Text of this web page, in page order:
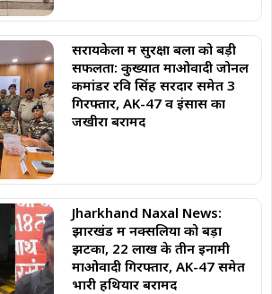
सरायकेला में सुरक्षा बलों को बड़ी
सफलता: कुख्यात माओवादी जोनल
कमांडर रवि सिंह सरदार समेत 3
गिरफ्तार, AK-47 व इंसास का
जखीरा बरामद
Jharkhand Naxal News:
झारखंड में नक्सलियों को बड़ा
झटका, 22 लाख के तीन इनामी
माओवादी गिरफ्तार, AK-47 समेत
भारी हथियार बरामद